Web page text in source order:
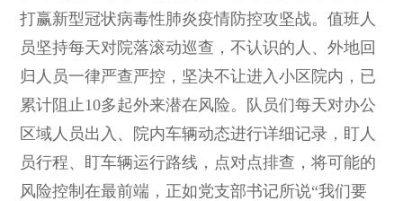
打赢新型冠状病毒性肺炎疫情防控攻坚战。值班人
员坚持每天对院落滚动巡查，不认识的人、外地回
归人员一律严查严控，坚决不让进入小区院内，已
累计阻止10多起外来潜在风险。队员们每天对办公
区域人员出入、院内车辆动态进行详细记录，盯人
员行程、盯车辆运行路线，点对点排查，将可能的
风险控制在最前端，正如党支部书记所说“我们要